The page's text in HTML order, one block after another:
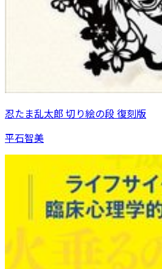
忍たま乱太郎 切り絵の段 復刻版
平石智美